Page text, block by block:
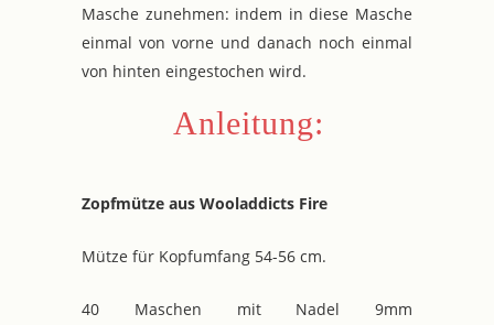
Masche zunehmen: indem in diese Masche
einmal von vorne und danach noch einmal
von hinten eingestochen wird.
Anleitung:
Zopfmütze aus Wooladdicts Fire
Mütze für Kopfumfang 54-56 cm.
40 Maschen mit Nadel 9mm